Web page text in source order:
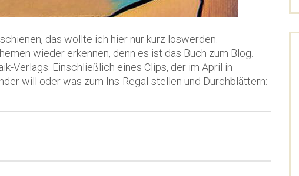
das wollte ich hier nur kurz loswerden.
wieder erkennen, denn es ist das Buch zum Blog.
Verlags. Einschließlich eines Clips, der im April in
will oder was zum Ins-Regal-stellen und Durchblättern: